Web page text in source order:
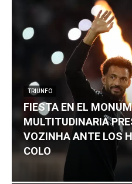
TRIUNFO
FIESTA EN EL
MULTITUDINARIA
VOZINHA ANTE LOS
COLO